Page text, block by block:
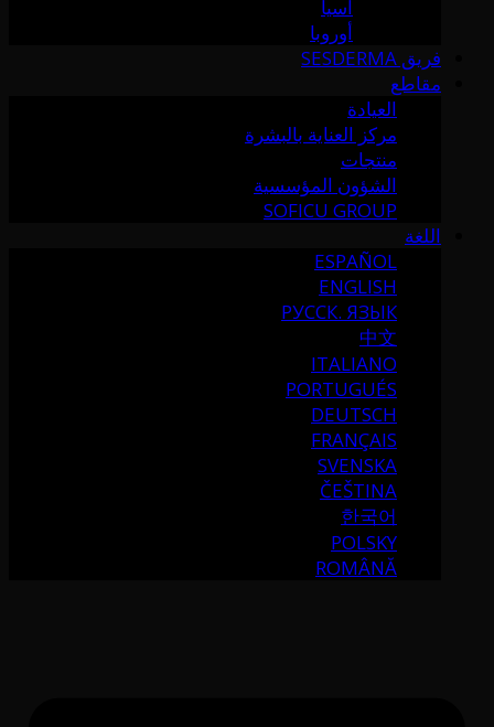
آسيا
أوروبا
فريق SESDERMA
مقاطع
العيادة
مركز العناية بالبشرة
منتجات
الشؤون المؤسسية
SOFICU GROUP
اللغة
ESPAÑOL
ENGLISH
РУССК. ЯЗЫК
中文
ITALIANO
PORTUGUÉS
DEUTSCH
FRANÇAIS
SVENSKA
ČEŠTINA
한국어
POLSKY
ROMÂNĂ